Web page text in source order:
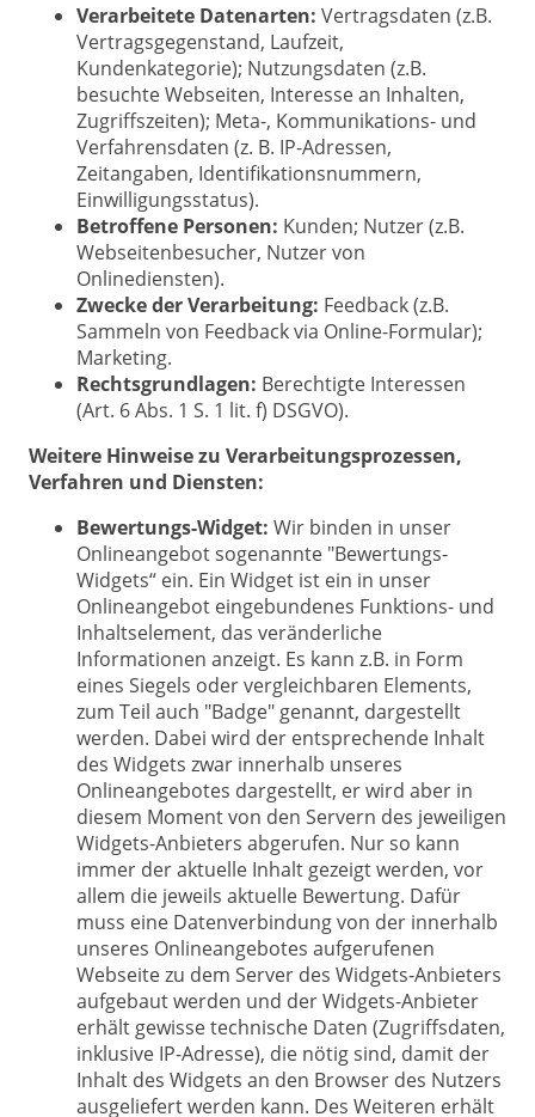
Verarbeitete Datenarten: Vertragsdaten (z.B.
Vertragsgegenstand, Laufzeit,
Kundenkategorie); Nutzungsdaten (z.B.
besuchte Webseiten, Interesse an Inhalten,
Zugriffszeiten); Meta-, Kommunikations- und
Verfahrensdaten (z. B. IP-Adressen,
Zeitangaben, Identifikationsnummern,
Einwilligungsstatus).
Betroffene Personen: Kunden; Nutzer (z.B.
Webseitenbesucher, Nutzer von
Onlinediensten).
Zwecke der Verarbeitung: Feedback (z.B.
Sammeln von Feedback via Online-Formular);
Marketing.
Rechtsgrundlagen: Berechtigte Interessen
(Art. 6 Abs. 1 S. 1 lit. f) DSGVO).
Weitere Hinweise zu Verarbeitungsprozessen,
Verfahren und Diensten:
Bewertungs-Widget: Wir binden in unser
Onlineangebot sogenannte "Bewertungs-
Widgets“ ein. Ein Widget ist ein in unser
Onlineangebot eingebundenes Funktions- und
Inhaltselement, das veränderliche
Informationen anzeigt. Es kann z.B. in Form
eines Siegels oder vergleichbaren Elements,
zum Teil auch "Badge" genannt, dargestellt
werden. Dabei wird der entsprechende Inhalt
des Widgets zwar innerhalb unseres
Onlineangebotes dargestellt, er wird aber in
diesem Moment von den Servern des jeweiligen
Widgets-Anbieters abgerufen. Nur so kann
immer der aktuelle Inhalt gezeigt werden, vor
allem die jeweils aktuelle Bewertung. Dafür
muss eine Datenverbindung von der innerhalb
unseres Onlineangebotes aufgerufenen
Webseite zu dem Server des Widgets-Anbieters
aufgebaut werden und der Widgets-Anbieter
erhält gewisse technische Daten (Zugriffsdaten,
inklusive IP-Adresse), die nötig sind, damit der
Inhalt des Widgets an den Browser des Nutzers
ausgeliefert werden kann. Des Weiteren erhält